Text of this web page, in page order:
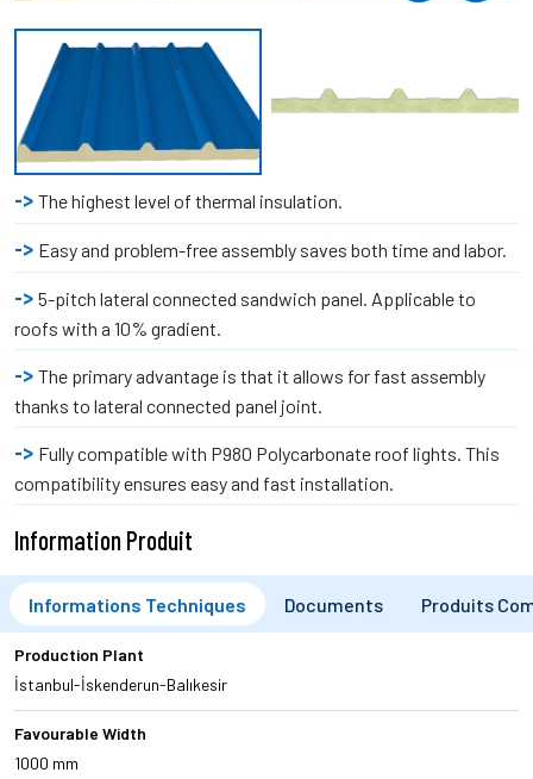
The highest level of thermal insulation.
Easy and problem-free assembly saves both time and labor.
5-pitch lateral connected sandwich panel. Applicable to
roofs with a 10% gradient.
The primary advantage is that it allows for fast assembly
thanks to lateral connected panel joint.
Fully compatible with P980 Polycarbonate roof lights. This
compatibility ensures easy and fast installation.
Information Produit
Informations Techniques Documents Produits
Production Plant
İstanbul-İskenderun-Balıkesir
Favourable Width
1000 mm